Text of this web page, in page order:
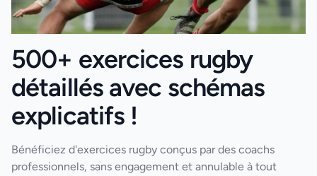
500+ exercices rugby
détaillés avec schémas
explicatifs !
Bénéficiez d'exercices rugby conçus par des coachs
professionnels, sans engagement et annulable à tout